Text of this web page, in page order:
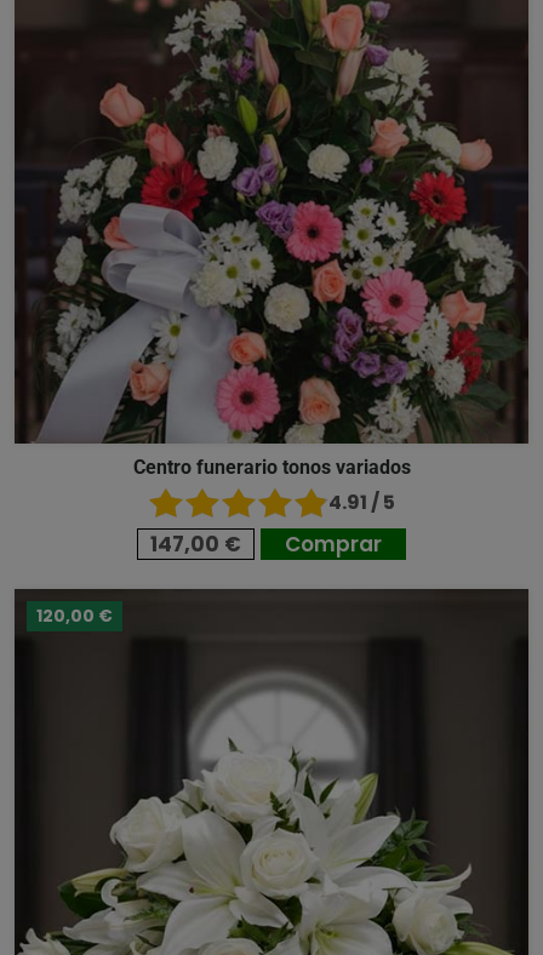
Centro funerario tonos variados
4.91 / 5
147,00 € Comprar
120,00 €